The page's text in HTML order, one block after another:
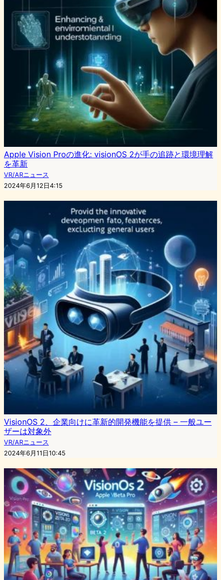
Apple Vision Proの進化: visionOS 2が手の追跡と環境理解
を革新
VR/ARニュース
2024年6月12日4:15
VisionOS 2、企業向けに革新的開発機能を提供 – 一般ユー
ザーは対象外
VR/ARニュース
2024年6月11日10:45